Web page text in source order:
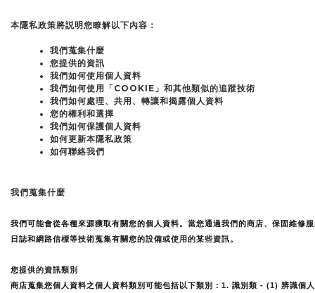
本隱私政策將説明您瞭解以下內容：
我們蒐集什麼
您提供的資訊
我們如何使用個人資料
我們如何使用「COOKIE」和其他類似的追蹤技術
我們如何處理、共用、轉讓和揭露個人資料
您的權利和選擇
我們如何保護個人資料
如何更新本隱私政策
如何聯絡我們
我們蒐集什麼
我們可能會從各種來源獲取有關您的個人資料。當您通過我們的商店、保固維修
日誌和網路信標等技術蒐集有關您的設備或使用的某些資訊。
您提供的資訊類別
商店蒐集您個人資料之個人資料類別可能包括以下類別：1. 識別類 - (1) 辨識